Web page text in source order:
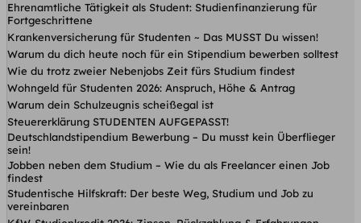
Ehrenamtliche Tätigkeit als Student: Studienfinanzierung für
Fortgeschrittene
Krankenversicherung für Studenten ~ Das MUSST Du wissen!
Warum du dich heute noch für ein Stipendium bewerben solltest
Wie du trotz zweier Nebenjobs Zeit fürs Studium findest
Wohngeld für Studenten 2026: Anspruch, Höhe & Antrag
Warum dein Schulzeugnis scheißegal ist
Steuererklärung STUDENTEN AUFGEPASST!
Deutschlandstipendium Bewerbung – Du musst kein Überflieger
sein!
Jobben neben dem Studium – Wie du als Freelancer einen Job
findest
Studentische Hilfskraft: Der beste Weg, Studium und Job zu
vereinbaren